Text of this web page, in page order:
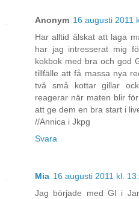
Anonym 16 augusti 2011
Har alltid älskat att laga
har jag intresserat mig
kokbok med bra och god
tillfälle att få massa nya
två små kottar gillar
reagerar när maten blir
att ge dem en bra start i
//Annica i Jkpg
Svara
Mia 16 augusti 2011 kl.
Jag började med GI i